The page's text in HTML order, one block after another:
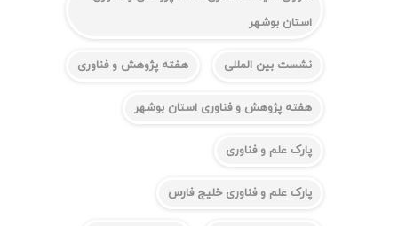
استان بوشهر
نشست بین المللی هفته پژوهش و فناوری
هفته پژوهش و فناوری استان بوشهر
پارک علم و فناوری
پارک علم و فناوری خلیج فارس